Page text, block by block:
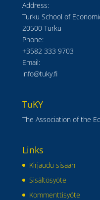
Address:
Turku School of
20500 Turku
Phone:
+3582 333 9703
Email:
info@tuky.fi
TuKY
The Association of the
Links
Kirjaudu sisään
Sisältösyöte
Kommenttisyöte